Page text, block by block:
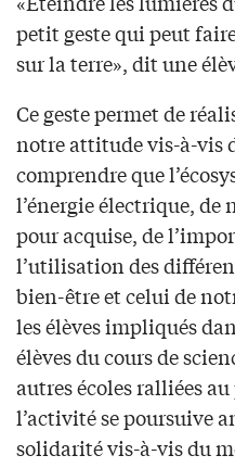
petit geste qui peut
sur la terre», dit une
Ce geste permet de
notre attitude vis-à-vis
comprendre que
l’énergie électrique, de
pour acquise, de
l’utilisation des
bien-être et celui de
les élèves impliqués
élèves du cours de
autres écoles ralliées
l’activité se poursuive
solidarité vis-à-vis du